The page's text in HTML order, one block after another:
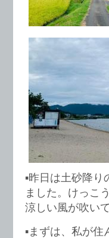
▪️昨日は土砂降
ました。けっこ
涼しい風が吹い
▪️まずは、私が